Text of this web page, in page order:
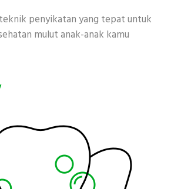
penyikatan yang tepat untuk
mulut anak-anak kamu